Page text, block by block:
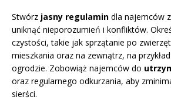
Stwórz jasny regulamin dla najemców
uniknąć nieporozumień i konfliktów.
czystości, takie jak sprzątanie po
mieszkania oraz na zewnątrz, na
ogrodzie. Zobowiąż najemców do
oraz regularnego odkurzania, aby
sierści.